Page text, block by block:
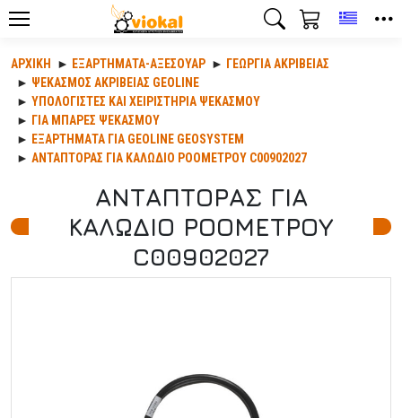
ΑΡΧΙΚΉ ΕΞΑΡΤΉΜΑΤΑ-ΑΞΕΣΟΥΆΡ
ΓΕΩΡΓΊΑ ΑΚΡΙΒΕΊΑΣ
ΨΕΚΑΣΜΟΣ ΑΚΡΙΒΕΙΑΣ GEOLINE
ΥΠΟΛΟΓΙΣΤΕΣ ΚΑΙ ΧΕΙΡΙΣΤΗΡΙΑ ΨΕΚΑΣΜΟΥ
ΓΙΑ ΜΠΑΡΕΣ ΨΕΚΑΣΜΟΥ
ΕΞΑΡΤΗΜΑΤΑ ΓΙΑ GEOLINE GEOSYSTEM
ΑΝΤΑΠΤΟΡΑΣ ΓΙΑ ΚΑΛΩΔΙΟ ΡΟΟΜΕΤΡΟΥ C00902027
ΑΝΤΑΠΤΟΡΑΣ ΓΙΑ
ΚΑΛΩΔΙΟ ΡΟΟΜΕΤΡΟΥ
C00902027